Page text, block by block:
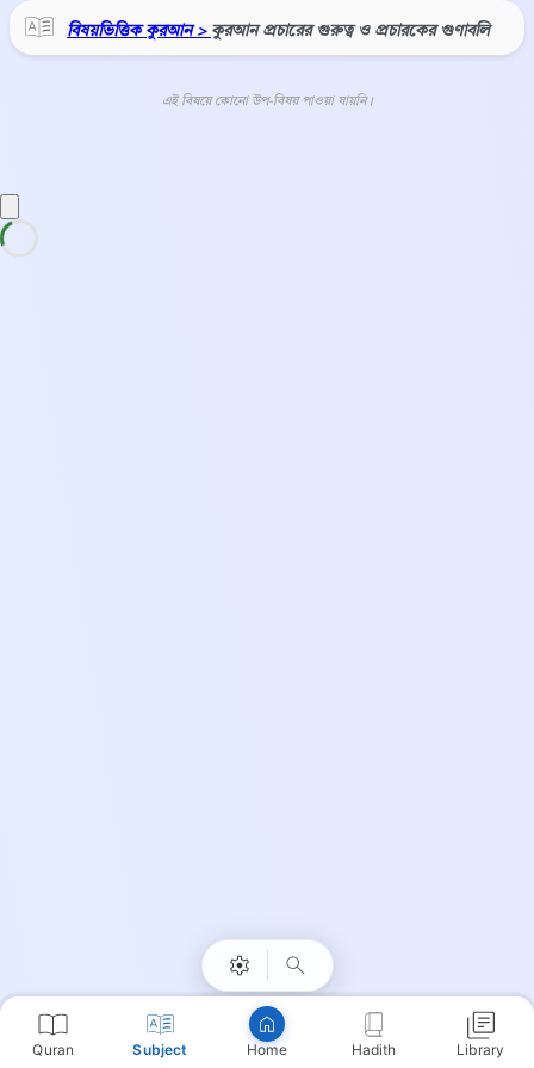
Quran Subject Home Hadith Library
বিষয়ভিত্তিক কুরআন > কুরআন প্রচারের গুরুত্ব ও প্রচারকের গুণাবলি
এই বিষয়ে কোনো উপ-বিষয় পাওয়া যায়নি।